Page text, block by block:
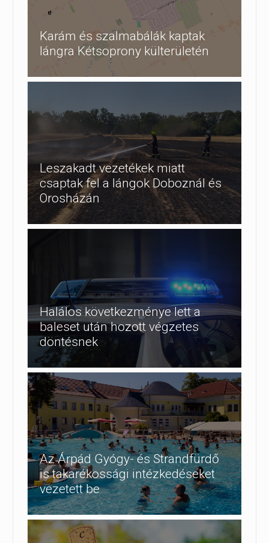
Karám és szalmabálák kaptak
lángra Kétsoprony külterületén
Leszakadt vezetékek miatt
csaptak fel a lángok Doboznál és
Orosházán
Halálos következménye lett a
baleset után hozott végzetes
döntésnek
Az Árpád Gyógy- és Strandfürdő
is takarékossági intézkedéseket
vezetett be